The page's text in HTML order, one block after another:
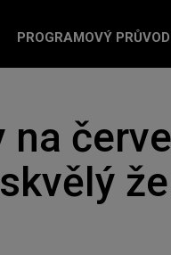
PROGRAMOVÝ